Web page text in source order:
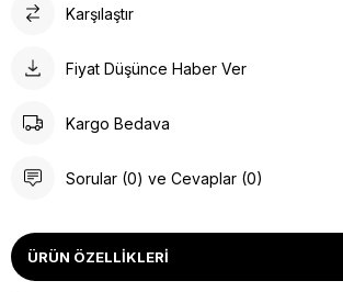
Karşılaştır
Fiyat Düşünce Haber Ver
Kargo Bedava
Sorular (0) ve Cevaplar (0)
ÜRÜN ÖZELLIKLERI